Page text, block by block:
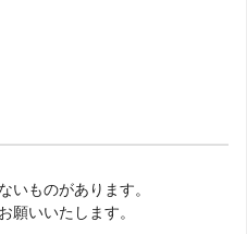
いものがあります。
願いいたします。